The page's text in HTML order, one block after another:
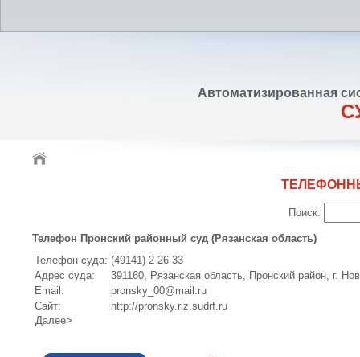
Автоматизированная
Поиск:
Телефон Пронский районный суд (Рязанская область)
Телефон суда: (49141) 2-26-33
Адрес суда:
391160, Рязанская область, Пронский район, г.
Email:
pronsky_00@mail.ru
Сайт:
http://pronsky.riz.sudrf.ru
Далее>